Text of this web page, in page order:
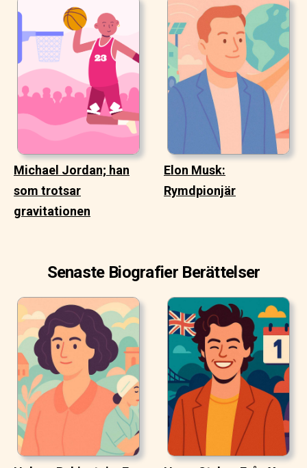
Michael Jordan; han
som trotsar
gravitationen
Elon Musk:
Rymdpionjär
Senaste Biografier Berättelser